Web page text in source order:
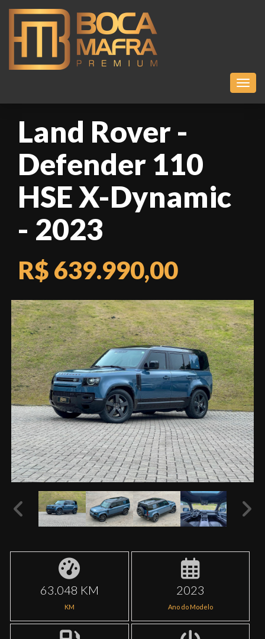
Land Rover -
Defender 110
HSE X-Dynamic
- 2023
R$ 639.990,00
63.048 KM
KM
2023
Ano do Modelo